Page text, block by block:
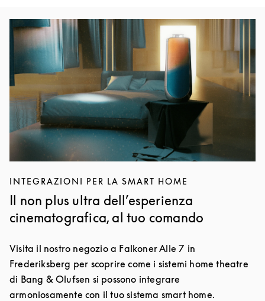
Immagine evento
INTEGRAZIONI PER LA SMART HOME
Il non plus ultra dell’esperienza
cinematografica, al tuo comando
Visita il nostro negozio a Falkoner Alle 7 in
Frederiksberg per scoprire come i sistemi home theatre
di Bang & Olufsen si possono integrare
armoniosamente con il tuo sistema smart home.